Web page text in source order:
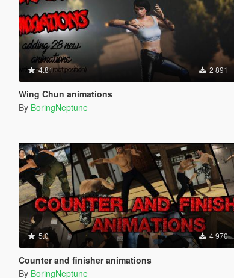
4.81 2 891
Wing Chun animations
By BoringNeptune
5.0 4 970
Counter and finisher animations
By BoringNeptune